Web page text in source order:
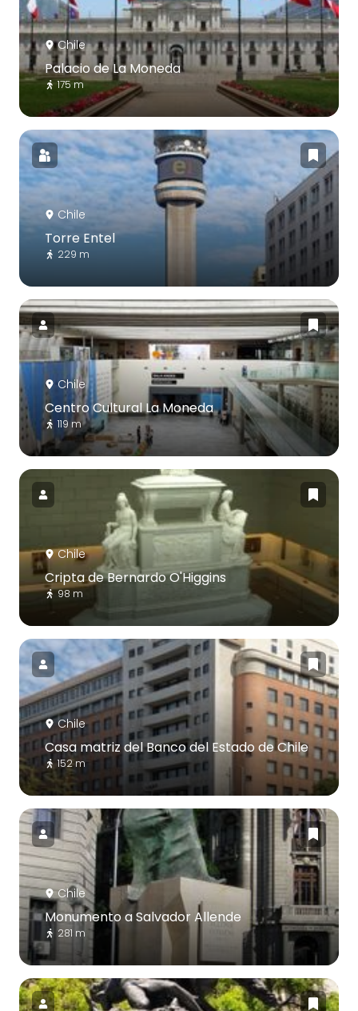
Chile
Palacio de La Moneda
175 m
Chile
Torre Entel
229 m
Chile
Centro Cultural La Moneda
119 m
Chile
Cripta de Bernardo O'Higgins
98 m
Chile
Casa matriz del Banco del Estado de Chile
152 m
Chile
Monumento a Salvador Allende
281 m